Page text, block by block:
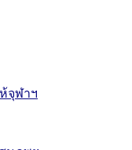
จุฬาฯ